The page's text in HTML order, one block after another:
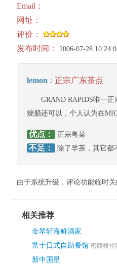
Email：
网址：
评价：
发布时间：
2006-07-28
lemon ： 正宗广东茶点
GRAND RAPIDS唯一
烧腊还可以，个人认为在
优点： 正宗粤菜
不足： 除了早茶，其它都
由于系统升级，评论功能临时
相关推荐
金翠轩海鲜酒家
富士日式自助餐馆 密西根州
新中国星